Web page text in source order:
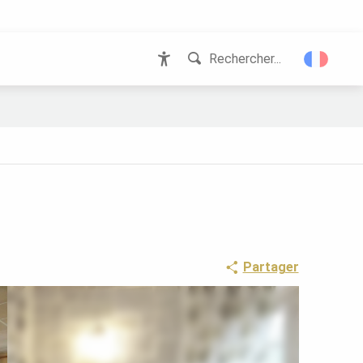
Rechercher...
Partager